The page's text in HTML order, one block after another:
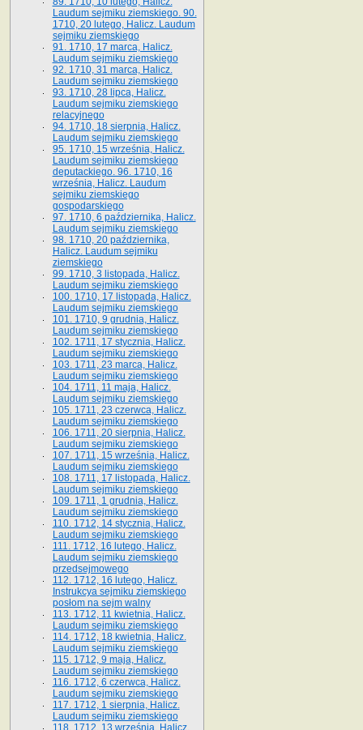
Laudum sejmiku ziemskiego. 90.
1710, 20 lutego, Halicz. Laudum
sejmiku ziemskiego
91. 1710, 17 marca, Halicz.
Laudum sejmiku ziemskiego
92. 1710, 31 marca, Halicz.
Laudum sejmiku ziemskiego
93. 1710, 28 lipca, Halicz.
Laudum sejmiku ziemskiego
relacyjnego
94. 1710, 18 sierpnia, Halicz.
Laudum sejmiku ziemskiego
95. 1710, 15 września, Halicz.
Laudum sejmiku ziemskiego
deputackiego. 96. 1710, 16
września, Halicz. Laudum
sejmiku ziemskiego
gospodarskiego
97. 1710, 6 października, Halicz.
Laudum sejmiku ziemskiego
98. 1710, 20 października,
Halicz. Laudum sejmiku
ziemskiego
99. 1710, 3 listopada, Halicz.
Laudum sejmiku ziemskiego
100. 1710, 17 listopada, Halicz.
Laudum sejmiku ziemskiego
101. 1710, 9 grudnia, Halicz.
Laudum sejmiku ziemskiego
102. 1711, 17 stycznia, Halicz.
Laudum sejmiku ziemskiego
103. 1711, 23 marca, Halicz.
Laudum sejmiku ziemskiego
104. 1711, 11 maja, Halicz.
Laudum sejmiku ziemskiego
105. 1711, 23 czerwca, Halicz.
Laudum sejmiku ziemskiego
106. 1711, 20 sierpnia, Halicz.
Laudum sejmiku ziemskiego
107. 1711, 15 września, Halicz.
Laudum sejmiku ziemskiego
108. 1711, 17 listopada, Halicz.
Laudum sejmiku ziemskiego
109. 1711, 1 grudnia, Halicz.
Laudum sejmiku ziemskiego
110. 1712, 14 stycznia, Halicz.
Laudum sejmiku ziemskiego
111. 1712, 16 lutego, Halicz.
Laudum sejmiku ziemskiego
przedsejmowego
112. 1712, 16 lutego, Halicz.
Instrukcya sejmiku ziemskiego
posłom na sejm walny
113. 1712, 11 kwietnia, Halicz.
Laudum sejmiku ziemskiego
114. 1712, 18 kwietnia, Halicz.
Laudum sejmiku ziemskiego
115. 1712, 9 maja, Halicz.
Laudum sejmiku ziemskiego
116. 1712, 6 czerwca, Halicz.
Laudum sejmiku ziemskiego
117. 1712, 1 sierpnia, Halicz.
Laudum sejmiku ziemskiego
118. 1712, 13 września, Halicz.